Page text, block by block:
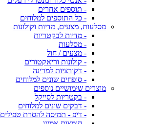
- תוספים אחרים
- כל התוספים למלוחים
מסלעות, מצעים, מדיות וקולונות
- מדיות לבקטריות
- מסלעות
- מצעים / חול
- קולונות וריאקטורים
- דקורציות למרינה
- סופחים שונים למלוחים
מוצרים שימושיים נוספים
- בקטריות לסייקל
- דבקים שונים למלוחים
- דיפ - תמיסה להסרת טפילים